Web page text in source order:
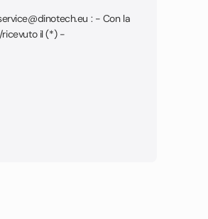
: - Con la
ricevuto il (*) -